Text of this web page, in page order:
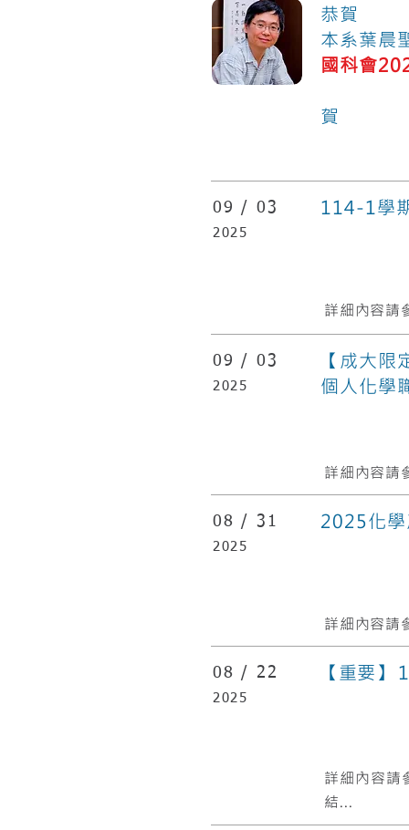
恭賀
本系葉晨
國科會
賀
09 / 03
2025
114-1學
詳細內容請
09 / 03
2025
【成大限
個人化學
詳細內容請
08 / 31
2025
2025化
詳細內容請
08 / 22
2025
【重要】
詳細內容請
結...